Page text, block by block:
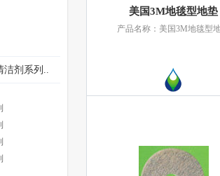
洁剂系列..
美国3M地毯型地垫
产品名称：美国3M地毯型